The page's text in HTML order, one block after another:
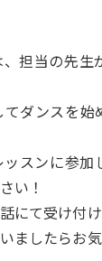
担当の先
ダンスを
スンに参
い！
にて受け付
ましたらお